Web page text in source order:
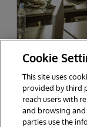
RATHBONES
提供支持
和高性能
Cookie
This site uses
provided by third
reach users with
and browsing
parties use the